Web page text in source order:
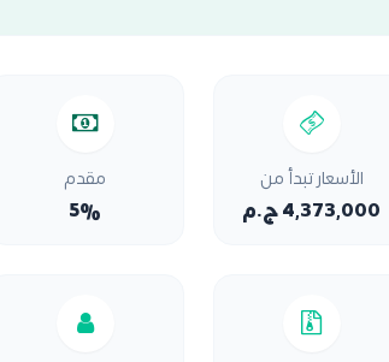
الأسعار تبدأ من
4,373,000 ج.م
مقدم
5%